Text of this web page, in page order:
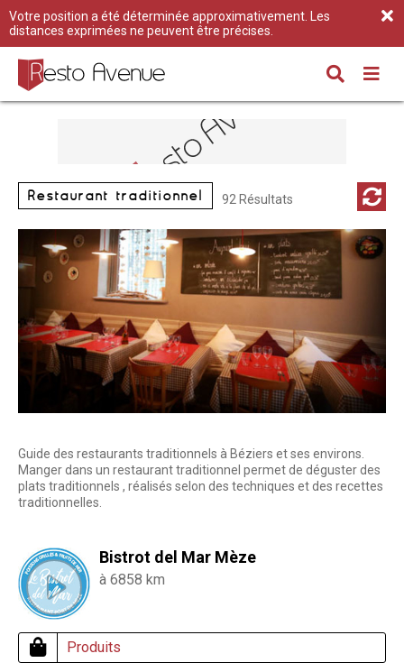
Votre position a été déterminée approximativement. Les
distances exprimées ne peuvent être précises.
Restaurant traditionnel 92 Résultats
Guide des restaurants traditionnels à Béziers et ses environs.
Manger dans un restaurant traditionnel permet de déguster des
plats traditionnels , réalisés selon des techniques et des recettes
traditionnelles.
Bistrot del Mar Mèze
à 6858 km
Produits